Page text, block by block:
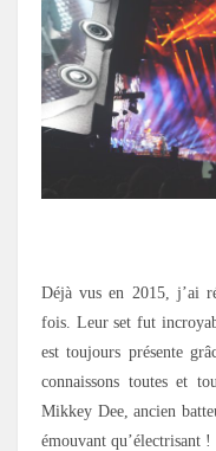
Déjà vus en 2015, j’ai
fois. Leur set fut
est toujours présente
connaissons toutes et
Mikkey Dee, ancien
émouvant qu’électrisant !